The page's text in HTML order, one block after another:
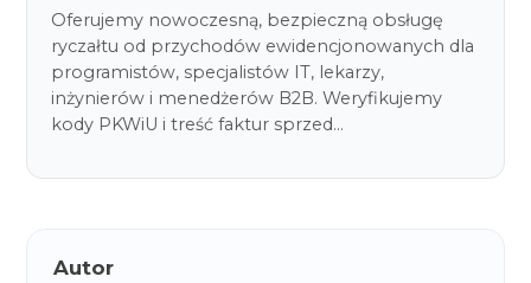
Oferujemy nowoczesną, bezpieczną obsługę
ryczałtu od przychodów ewidencjonowanych dla
programistów, specjalistów IT, lekarzy,
inżynierów i menedżerów B2B. Weryfikujemy
kody PKWiU i treść faktur sprzed…
Autor